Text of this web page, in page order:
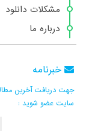
مشکلات دانلود
درباره ما
خبرنامه
جهت دریافت آخرین
سایت عضو شوید :